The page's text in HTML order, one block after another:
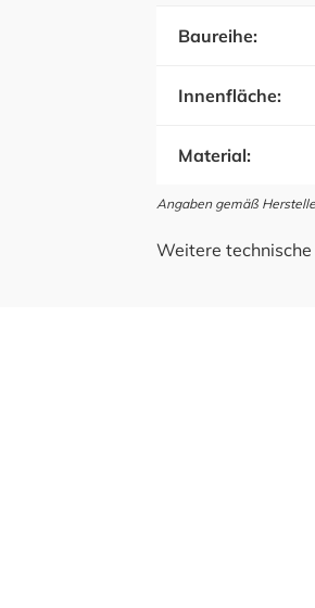
Baureihe:
Innenfläche:
Material:
Angaben gemäß
Weitere